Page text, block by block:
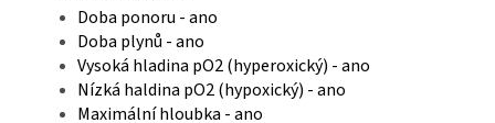
Doba ponoru - ano
Doba plynů - ano
Vysoká hladina pO2 (hyperoxický) - ano
Nízká haldina pO2 (hypoxický) - ano
Maximální hloubka - ano